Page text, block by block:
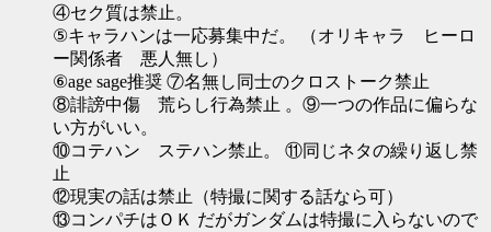
④セク質は禁止。
⑤キャラハンは一応募集中だ。 （オリキャラ ヒーロ
ー関係者 悪人無し）
⑥age sage推奨 ⑦名無し同士のクロストーク禁止
⑧誹謗中傷 荒らし行為禁止 。⑨一つの作品に偏らな
い方がいい。
⑩コテハン ステハン禁止。 ⑪同じネタの繰り返し禁
止
⑫現実の話は禁止（特撮に関する話なら可）
⑬コンパチはＯＫ だがガンダムは特撮に入らないので